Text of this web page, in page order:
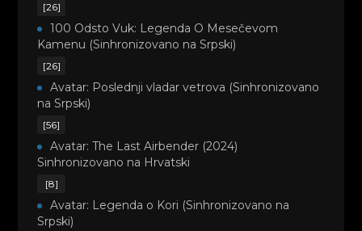
[26]
100 Odsto Vuk: Legenda O Mesečevom
Kamenu (Sinhronizovano na Srpski)
[26]
Avatar: Poslednji vladar vetrova (Sinhronizovano
na Srpski)
[56]
Avatar: The Last Airbender (2024)
Sinhronizovano na Hrvatski
[8]
Avatar: Legenda o Kori (Sinhronizovano na
Srpski)